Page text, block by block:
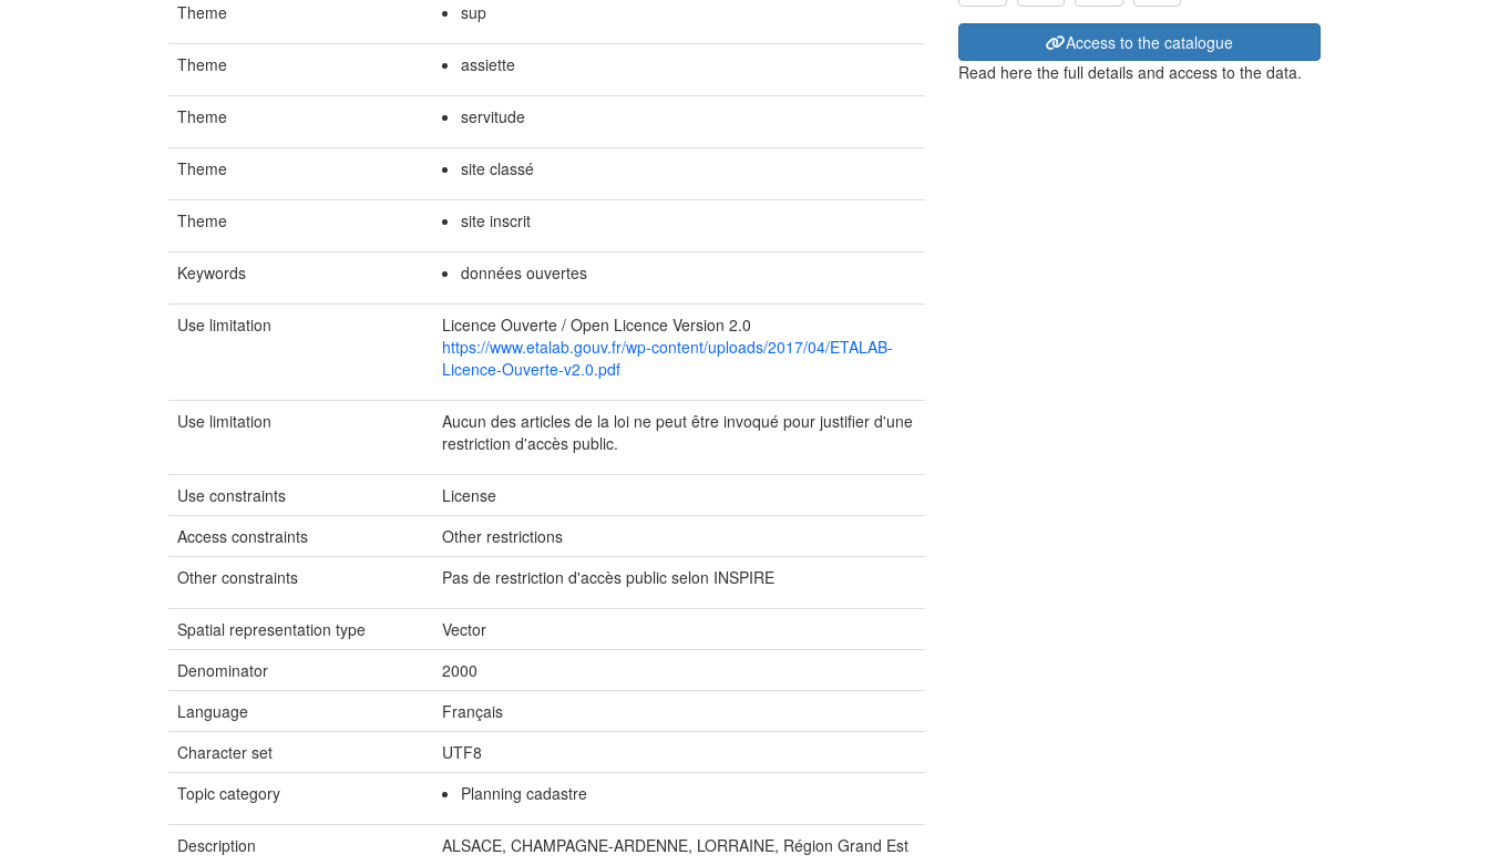
Theme sup
Theme assiette
Theme servitude
Theme site classé
Theme site inscrit
Keywords données ouvertes
Use limitation
Licence Ouverte / Open Licence Version 2.0
https://www.etalab.gouv.fr/wp-content/uploads/2017/04/ETALAB-
Licence-Ouverte-v2.0.pdf
Use limitation
Aucun des articles de la loi ne peut être invoqué pour justifier d'une
restriction d'accès public.
Use constraints
License
Access constraints
Other restrictions
Other constraints
Pas de restriction d'accès public selon INSPIRE
Spatial representation type
Vector
Denominator
2000
Language
Français
Character set
UTF8
Topic category
Planning cadastre
Description ALSACE, CHAMPAGNE-ARDENNE, LORRAINE, Région Grand Est
Access to the catalogue
Read here the full details and access to the data.